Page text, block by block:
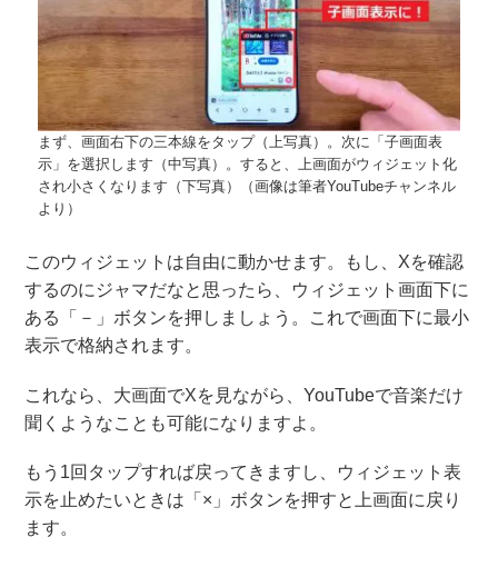
まず、画面右下の三本線をタップ（上写真）。次に「子画面表
示」を選択します（中写真）。すると、上画面がウィジェット化
され小さくなります（下写真）（画像は筆者YouTubeチャンネル
より）
このウィジェットは自由に動かせます。もし、Xを確認
するのにジャマだなと思ったら、ウィジェット画面下に
ある「－」ボタンを押しましょう。これで画面下に最小
表示で格納されます。
これなら、大画面でXを見ながら、YouTubeで音楽だけ
聞くようなことも可能になりますよ。
もう1回タップすれば戻ってきますし、ウィジェット表
示を止めたいときは「×」ボタンを押すと上画面に戻り
ます。